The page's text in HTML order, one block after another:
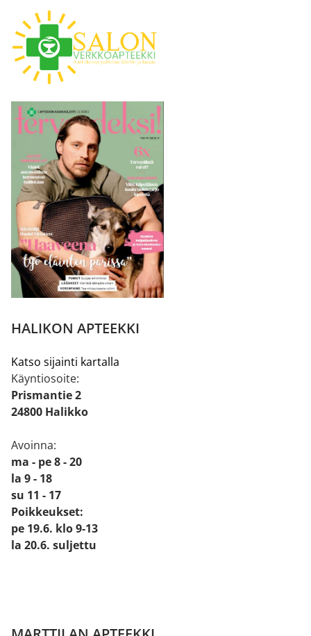
HALIKON APTEEKKI
Katso sijainti kartalla
Käyntiosoite:
Prismantie 2
24800 Halikko
Avoinna:
ma - pe 8 - 20
la 9 - 18
su 11 - 17
Poikkeukset:
pe 19.6. klo 9-13
la 20.6. suljettu